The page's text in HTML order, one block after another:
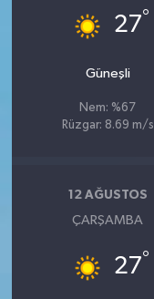
27°
Güneşli
Nem: %67
Rüzgar: 8.69 m/s
12 AĞUSTOS
ÇARŞAMBA
27°